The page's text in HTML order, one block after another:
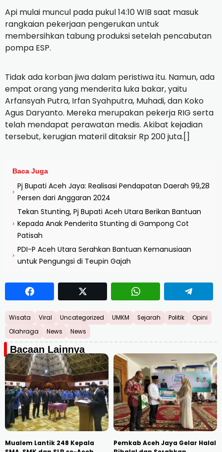
Api mulai muncul pada pukul 14:10 WIB saat masuk
rangkaian pekerjaan pengerukan untuk
membersihkan tabung produksi setelah pencabutan
pompa ESP.
Tidak ada korban jiwa dalam peristiwa itu. Namun, ada
empat orang yang menderita luka bakar, yaitu
Arfansyah Putra, Irfan Syahputra, Muhadi, dan Koko
Agus Daryanto. Mereka merupakan pekerja RIG serta
telah mendapat perawatan medis. Akibat kejadian
tersebut, kerugian materil ditaksir Rp 200 juta.[]
Baca Juga
›
Pj Bupati Aceh Jaya: Realisasi Pendapatan Daerah 99,28
Persen dari Anggaran 2024
›
Tekan Stunting, Pj Bupati Aceh Utara Berikan Bantuan
Kepada Anak Penderita Stunting di Gampong Cot
Patisah
›
PDI-P Aceh Utara Serahkan Bantuan Kemanusiaan
untuk Pengungsi di Teupin Gajah
Wisata Viral Uncategorized UMKM Sejarah Politik
Opini
Olahraga
News News
Bacaan Lainnya
Mualem Lantik 248 Kepala
Pemkab Aceh Jaya Gelar Halal